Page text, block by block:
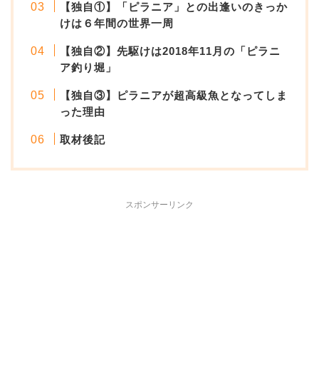
【独自①】「ピラニア」との出逢いのきっか
けは６年間の世界一周
【独自②】先駆けは2018年11月の「ピラニ
ア釣り堀」
【独自③】ピラニアが超高級魚となってしま
った理由
取材後記
スポンサーリンク